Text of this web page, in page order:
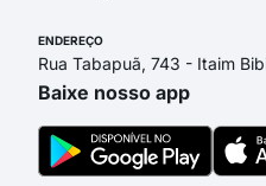
ENDEREÇO
Rua Tabapuã, 743 - Itaim
Baixe nosso app